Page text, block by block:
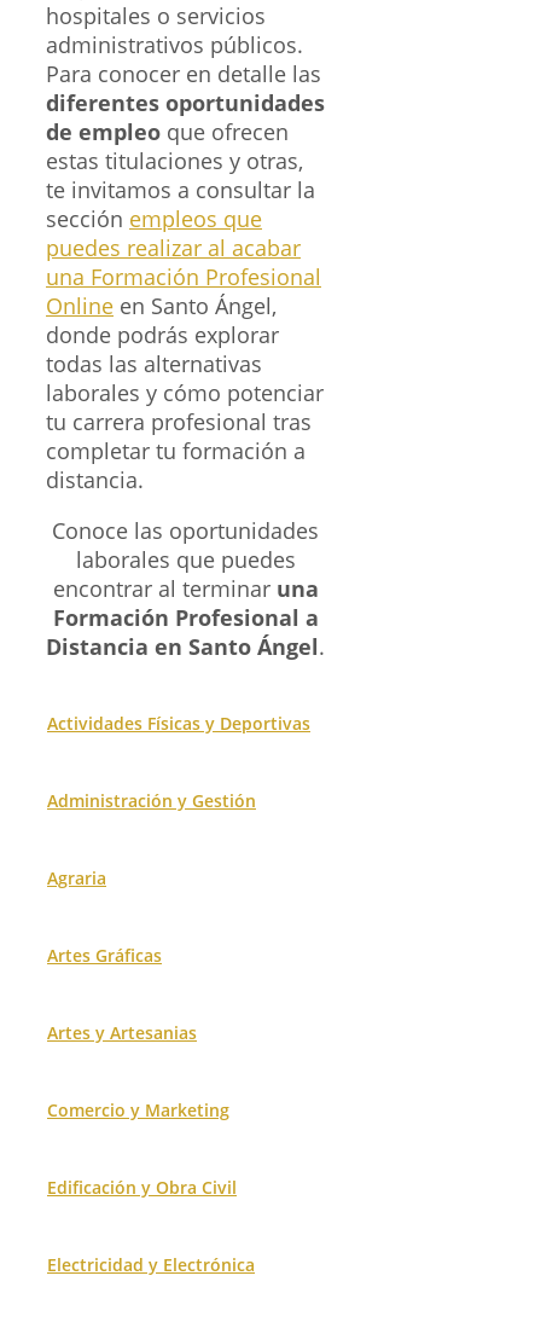
hospitales o servicios
administrativos públicos.
Para conocer en detalle las
diferentes oportunidades
de empleo que ofrecen
estas titulaciones y otras,
te invitamos a consultar la
sección empleos que
puedes realizar al acabar
una Formación Profesional
Online en Santo Ángel,
donde podrás explorar
todas las alternativas
laborales y cómo potenciar
tu carrera profesional tras
completar tu formación a
distancia.
Conoce las oportunidades
laborales que puedes
encontrar al terminar una
Formación Profesional a
Distancia en Santo Ángel.
Actividades Físicas y Deportivas
Administración y Gestión
Agraria
Artes Gráficas
Artes y Artesanias
Comercio y Marketing
Edificación y Obra Civil
Electricidad y Electrónica